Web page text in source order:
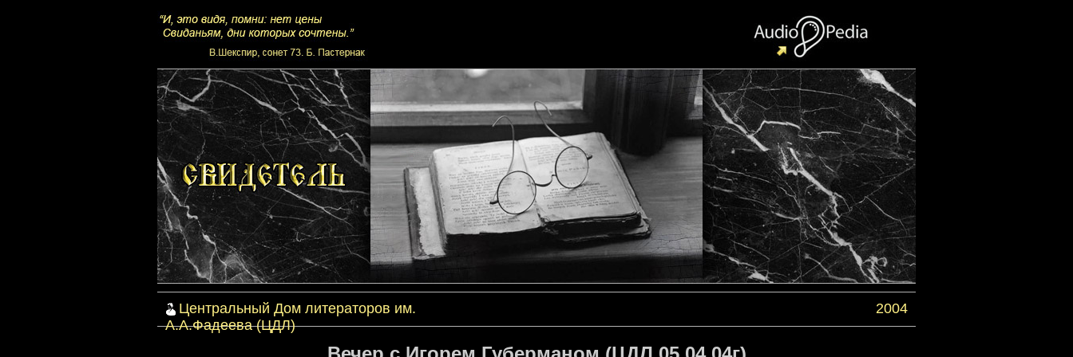
Центральный Дом литераторов им.
А.А.Фадеева (ЦДЛ)
2004